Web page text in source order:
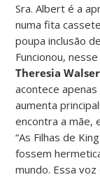
Sra. Albert é a
numa fita
poupa inclusão
Funcionou, nesse
Theresia
acontece
aumenta
encontra a mãe,
“As Filhas de
fossem
mundo. Essa